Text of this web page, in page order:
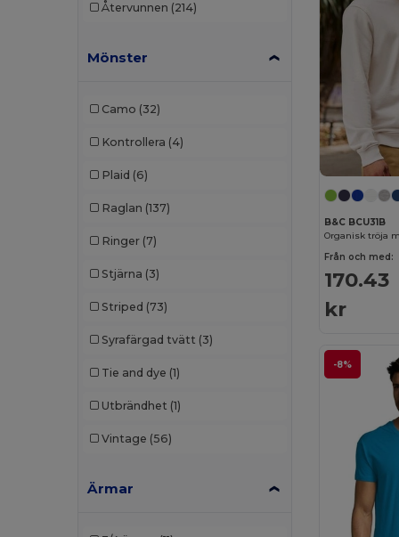
Crocs (3)
Et si on l'appelait Francis
Återvunnen (214)
Mönster
Camo (32)
Kontrollera (4)
Plaid (6)
Raglan (137)
Ringer (7)
Stjärna (3)
Striped (73)
Syrafärgad tvätt (3)
Tie and dye (1)
Utbrändhet (1)
Vintage (56)
Ärmar
B&C BCU31B
Organisk tröja
Från och med:
170.43
kr
-8%